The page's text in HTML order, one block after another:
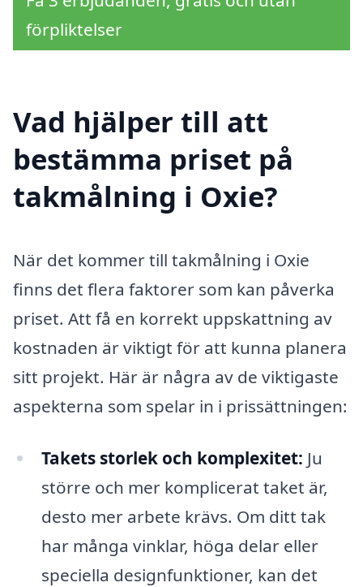
förpliktelser
Vad hjälper till att
bestämma priset på
takmålning i Oxie?
När det kommer till takmålning i Oxie
finns det flera faktorer som kan påverka
priset. Att få en korrekt uppskattning av
kostnaden är viktigt för att kunna planera
sitt projekt. Här är några av de viktigaste
aspekterna som spelar in i prissättningen:
Takets storlek och komplexitet: Ju
större och mer komplicerat taket är,
desto mer arbete krävs. Om ditt tak
har många vinklar, höga delar eller
speciella designfunktioner, kan det